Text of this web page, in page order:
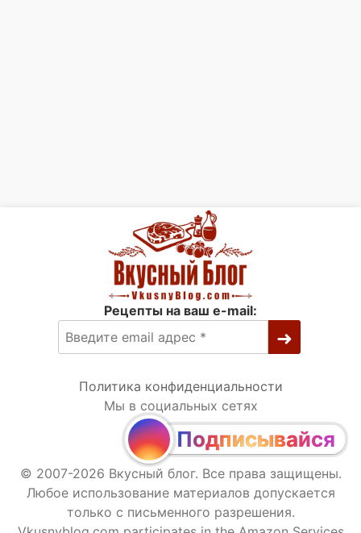
Рецепты на ваш e-mail:
Политика конфиденциальности
Мы в социальных сетях
Подписывайся
© 2007-2026 Вкусный блог. Все права защищены.
Любое использование материалов допускается
только с письменного разрешения.